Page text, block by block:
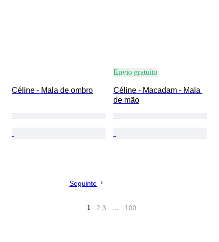
Céline - Mala de ombro
Envio gratuito
Céline - Macadam - Mala
de mão
Seguinte
1 2 3 … 100